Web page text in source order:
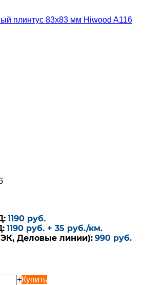
1190 руб.
1190 руб. + 35 руб./км.
Деловые линии): 990 руб.
+Купить